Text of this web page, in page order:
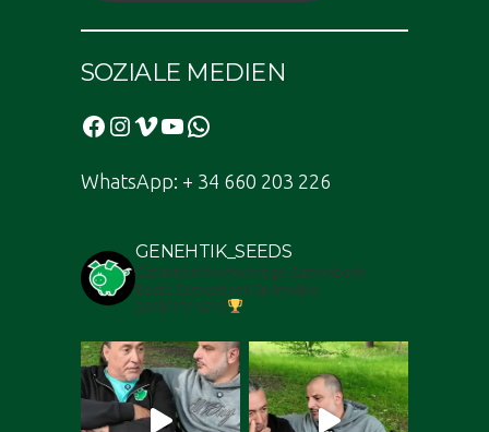
SOZIALE MEDIEN
Facebook
Instagram
Vimeo
YouTube
WhatsApp
WhatsApp: + 34 660 203 226
GENEHTIK_SEEDS
Garantiert hochwertige Samenbank –
Beste Samenbank Sp4nn4bis
2018/17/16/15